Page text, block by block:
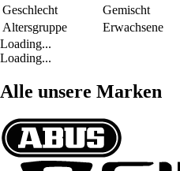
Geschlecht
Gemischt
Altersgruppe
Erwachsene
Loading...
Loading...
Alle unsere Marken